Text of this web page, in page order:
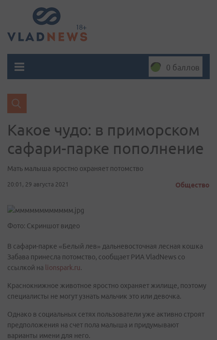
0 баллов
Какое чудо: в приморском
сафари-парке пополнение
Мать малыша яростно охраняет потомство
20:01, 29 августа 2021 Общество
Фото: Скриншот видео
В сафари-парке «Белый лев» дальневосточная лесная кошка
Забава принесла потомство, сообщает РИА VladNews со
ссылкой на lionspark.ru.
Краснокнижное животное яростно охраняет жилище, поэтому
специалисты не могут узнать мальчик это или девочка.
Однако в социальных сетях пользователи уже активно строят
предположения на счет пола малыша и придумывают
варианты имени для него.